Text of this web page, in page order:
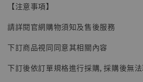
NT$ 4,980
NT$ 5,300
【注意事項】
請詳閱官網購物須知及售後服務
下訂商品視同同意其相關內容
下訂後依訂單規格進行採購, 採購後無